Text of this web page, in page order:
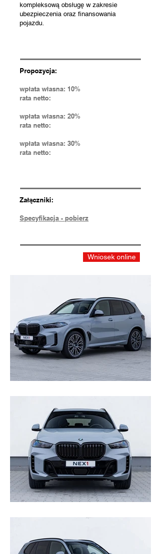
kompleksową obsługę w zakresie
ubezpieczenia oraz finansowania
pojazdu.
Propozycja:
wpłata własna: 10%
rata netto:
wpłata własna: 20%
rata netto:
wpłata własna: 30%
rata netto:
Załączniki:
Specyfikacja - pobierz
Wniosek online